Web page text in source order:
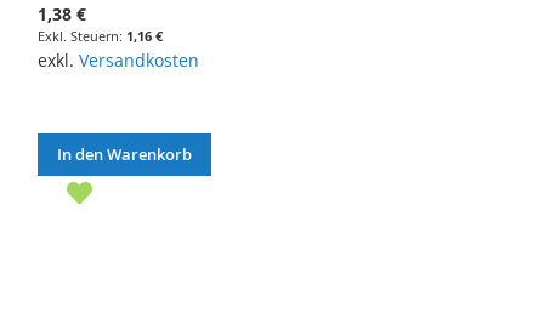
1,38 €
1,16 €
exkl. Versandkosten
In den Warenkorb